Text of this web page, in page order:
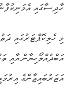
ހާދިސާގައި
މި ހެލިކޮޕްޓަރުގައި
އަބްދުއްލޯހިޔާން އާއި
އަޒަރުބައިޖާންގެ